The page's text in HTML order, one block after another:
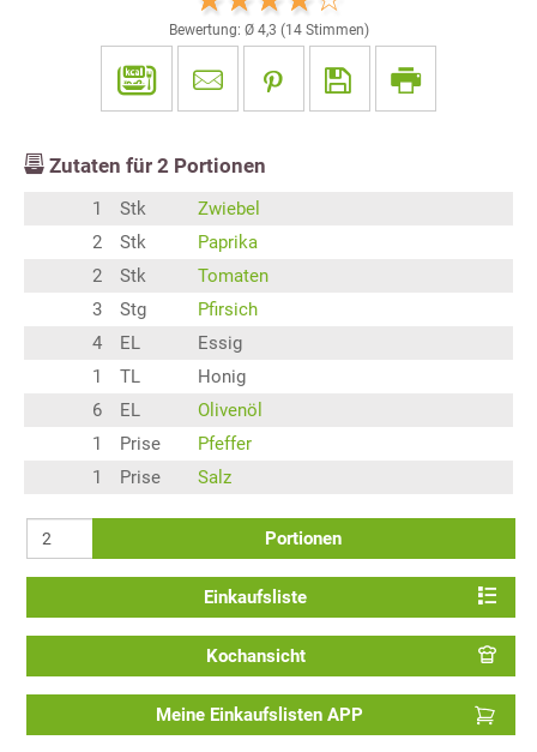
Bewertung: Ø 4,3 (14Stimmen)
Zutaten für 2 Portionen
1 Stk
Zwiebel
2
Stk
Paprika
2
Stk
Tomaten
3
Stg
Pfirsich
4
EL
Essig
1
TL
Honig
6
EL
Olivenöl
1
Prise
Pfeffer
1
Prise Salz
Portionen
Einkaufsliste
Kochansicht
Meine Einkaufslisten APP